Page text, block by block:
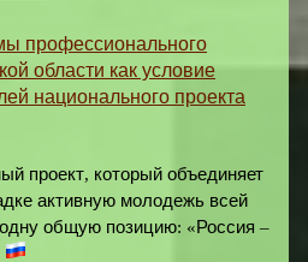
профессионального
области как условие
национального проекта
проект, который объединяет
активную молодежь всей
одну общую позицию: «Россия –